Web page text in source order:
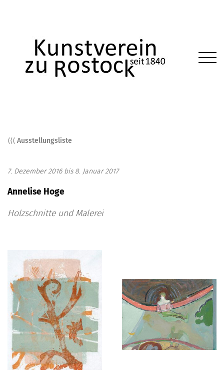
⟨⟨⟨ Ausstellungsliste
7. Dezember 2016 bis 8. Januar 2017
Annelise Hoge
Holzschnitte und Malerei